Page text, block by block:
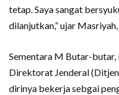
tetap. Saya sangat
dilanjutkan,” ujar
Sementara M Butar-
Direktorat Jenderal
dirinya bekerja sebgai